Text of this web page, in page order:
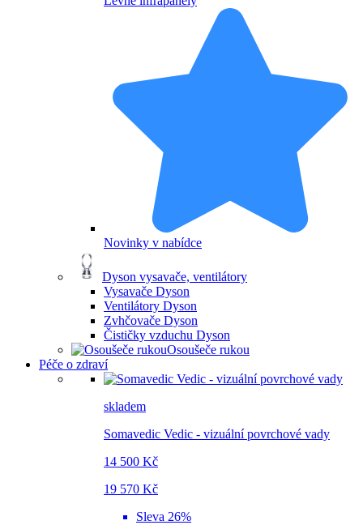
Novinky v nabídce
Dyson vysavače, ventilátory
Vysavače Dyson
Ventilátory Dyson
Zvhčovače Dyson
Čističky vzduchu Dyson
Osoušeče rukou
Péče o zdraví
skladem
Somavedic Vedic - vizuální povrchové vady
14 500 Kč
19 570 Kč
Sleva 26%